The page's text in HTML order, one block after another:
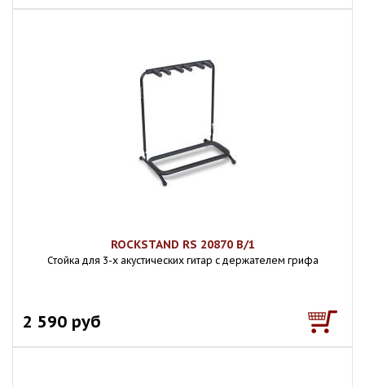
ROCKSTAND RS 20870 B/1
Стойка для 3-х акустических гитар с держателем грифа
2 590 руб